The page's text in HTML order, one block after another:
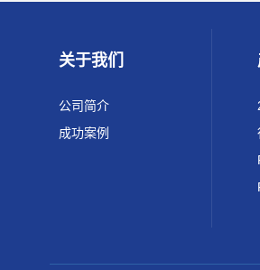
关于我们
公司简介
成功案例